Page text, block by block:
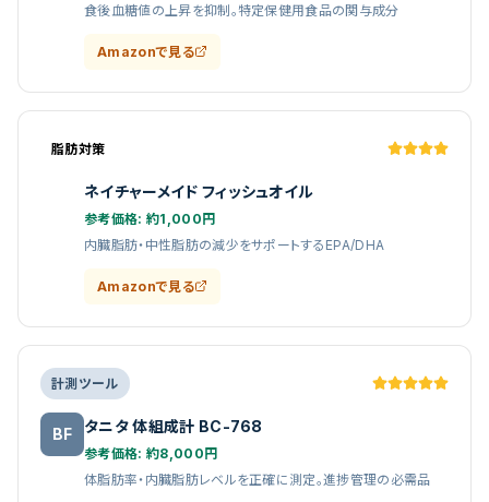
食後血糖値の上昇を抑制。特定保健用食品の関与成分
Amazonで見る
脂肪対策
ネイチャーメイド フィッシュオイル
参考価格: 約1,000円
内臓脂肪・中性脂肪の減少をサポートするEPA/DHA
Amazonで見る
計測ツール
BF タニタ 体組成計 BC-768
参考価格: 約8,000円
体脂肪率・内臓脂肪レベルを正確に測定。進捗管理の必需品